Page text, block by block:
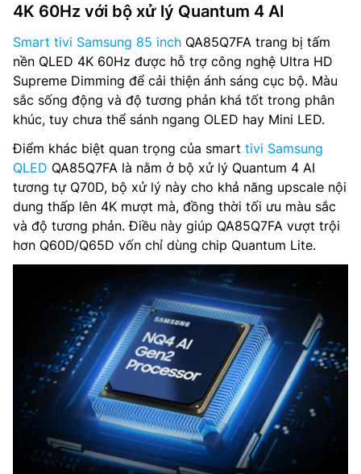
4K 60Hz với bộ xử lý Quantum 4 AI
Smart tivi Samsung 85 inch QA85Q7FA trang bị tấm
nền QLED 4K 60Hz được hỗ trợ công nghệ Ultra HD
Supreme Dimming để cải thiện ánh sáng cục bộ. Màu
sắc sống động và độ tương phản khá tốt trong phân
khúc, tuy chưa thể sánh ngang OLED hay Mini LED.
Điểm khác biệt quan trọng của smart tivi Samsung
QLED QA85Q7FA là nằm ở bộ xử lý Quantum 4 AI
tương tự Q70D, bộ xử lý này cho khả năng upscale nội
dung thấp lên 4K mượt mà, đồng thời tối ưu màu sắc
và độ tương phản. Điều này giúp QA85Q7FA vượt trội
hơn Q60D/Q65D vốn chỉ dùng chip Quantum Lite.